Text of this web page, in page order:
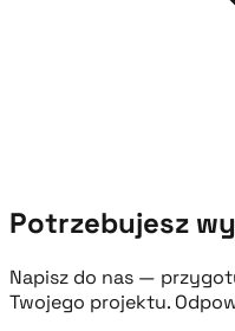
Potrzebujesz
Napisz do nas —
Twojego projektu.